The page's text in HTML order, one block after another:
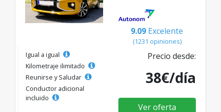
9.09 Excelente
(1231 opiniones)
Igual a igual
Kilometraje ilimitado
Reunirse y Saludar
Conductor adicional
incluido
Precio desde:
38€/día
Ver oferta